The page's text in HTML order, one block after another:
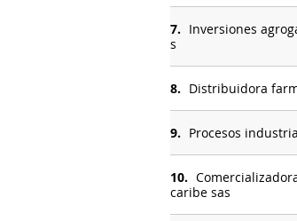
7. Inversiones
s
8. Distribuidora
9. Procesos
10.
caribe sas